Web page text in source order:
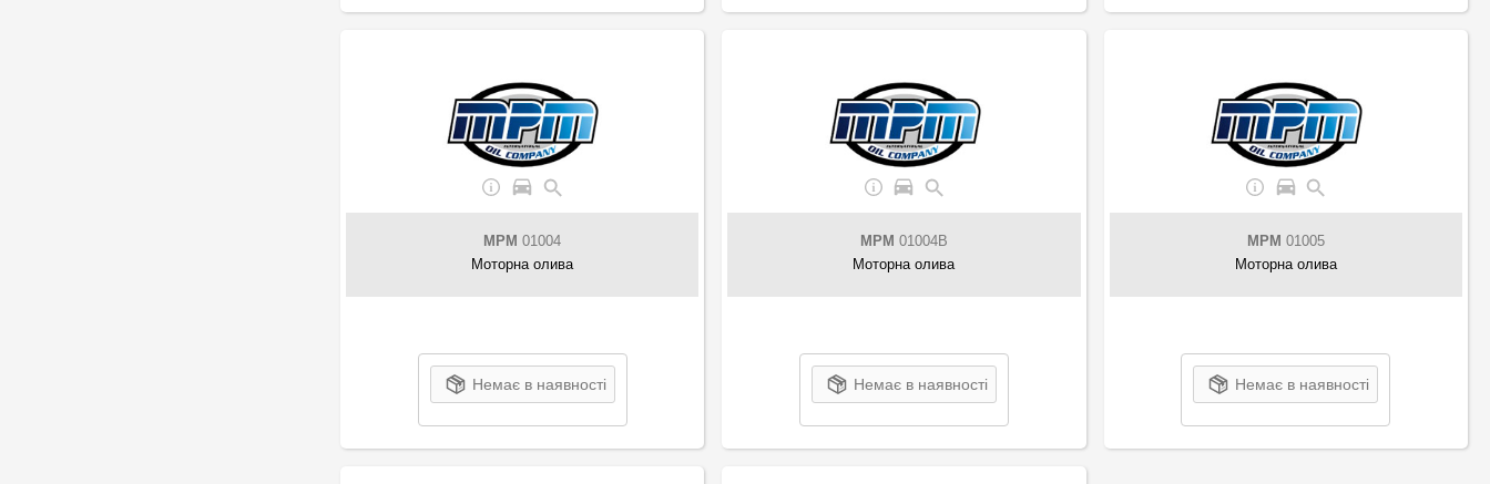
MPM 01004
Моторна олива
Немає в наявності
MPM 01004B
Моторна олива
Немає в наявності
MPM 01005
Моторна олива
Немає в наявності